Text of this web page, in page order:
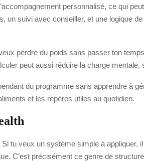
personnalisé, ce qui
un suivi avec conseiller, et une logique
perdre du poids sans passer ton
peut aussi réduire la charge
du programme sans apprendre à
et les repères utiles au quotidien.
tu veux un système simple à
C’est précisément ce genre de